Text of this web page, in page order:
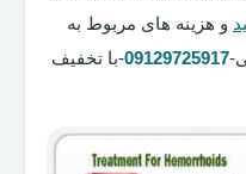
و هزینه های مربوط به
09129725917-با تخفیف